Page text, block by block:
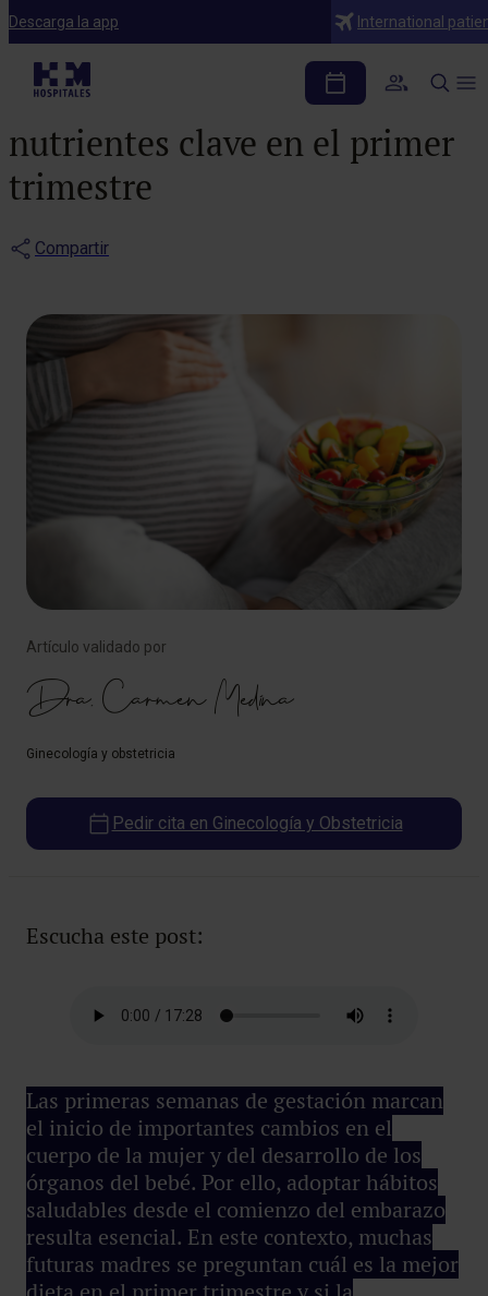
Descarga la app International
Blog
Suplementación durante
el embarazo: vitaminas y
nutrientes clave en el primer
trimestre
Compartir
Escucha este post:
Las primeras semanas de gestación marcan
el inicio de importantes cambios en el
cuerpo de la mujer y del desarrollo de los
órganos del bebé. Por ello, adoptar hábitos
saludables desde el comienzo del embarazo
resulta esencial. En este contexto, muchas
futuras madres se preguntan cuál es la mejor
Artículo validado por
Dra. Carmen Medina
Ginecología y obstetricia
Pedir cita en Ginecología y Obstetricia